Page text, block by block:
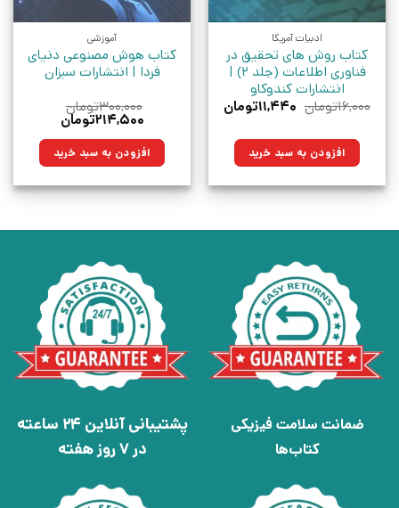
ادبیات آمریکا
کتاب روش‌ های تحقیق در
فناوری اطلاعات (جلد 2) |
انتشارات کندوکاو
۱۶,۰۰۰تومان قیمت
بود.
۱۱,۴۴۰تومانقیمت
فعلی:
افزودن به سبد خرید
آموزشی
کتاب هوش مصنوعی دنیای
فردا | انتشارات سبزان
۳۰۰,۰۰۰تومان
قیمت
۳۰۰,۰۰۰تومان
بود.
۲۱۴,۵۰۰تومان
۲۱۴,۵۰۰تومان.افزودن به سبد خرید
ضمانت سلامت فیزیکی
کتاب‌ها
پشتیبانی آنلاین 24 ساعته
در 7 روز هفته